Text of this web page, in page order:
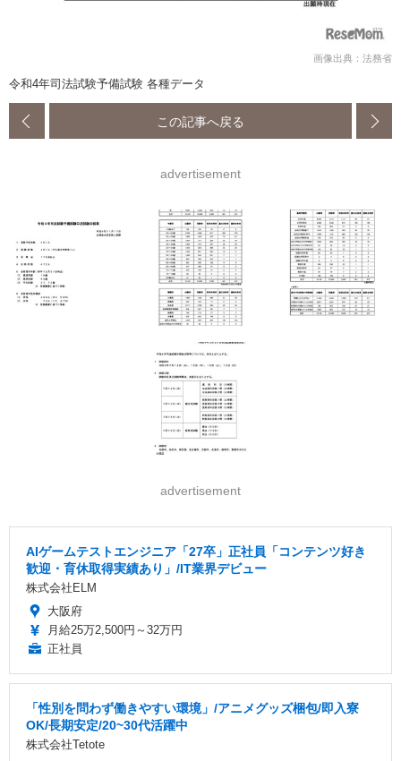
画像出典：法務省
令和4年司法試験予備試験 各種データ
この記事へ戻る
advertisement
advertisement
AIゲームテストエンジニア「27卒」正社員「コンテンツ好き
歓迎・育休取得実績あり」/IT業界デビュー
株式会社ELM
大阪府
月給25万2,500円～32万円
正社員
「性別を問わず働きやすい環境」/アニメグッズ梱包/即入寮
OK/長期安定/20~30代活躍中
株式会社Tetote